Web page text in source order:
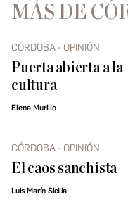
MÁS DE
CÓRDOBA - OPINIÓN
Puerta abierta a la
cultura
Elena Murillo
CÓRDOBA - OPINIÓN
El caos sanchista
Luis Marín Sicilia